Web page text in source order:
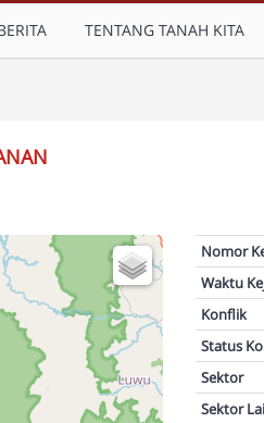
TENTANG TANAH KITA
Nomor
Waktu
Konflik
Status
Sektor
Sektor